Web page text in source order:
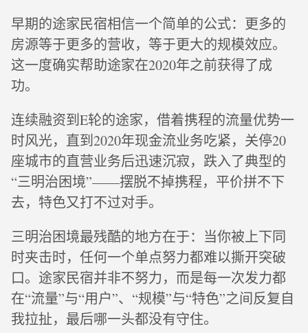
早期的途家民宿相信一个简单的公式：更多的
房源等于更多的营收，等于更大的规模效应。
这一度确实帮助途家在2020年之前获得了成
功。
连续融资到E轮的途家，借着携程的流量优势一
时风光，直到2020年现金流业务吃紧，关停20
座城市的直营业务后迅速沉寂，跌入了典型的
“三明治困境”——摆脱不掉携程，平价拼不下
去，特色又打不过对手。
三明治困境最残酷的地方在于：当你被上下同
时夹击时，任何一个单点努力都难以撕开突破
口。途家民宿并非不努力，而是每一次发力都
在“流量”与“用户”、“规模”与“特色”之间反复自
我拉扯，最后哪一头都没有守住。